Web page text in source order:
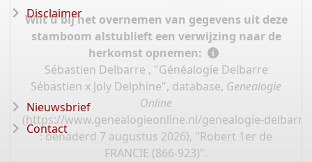
Wilt u bij het overnemen van gegevens uit deze
stamboom alstublieft een verwijzing naar de
herkomst opnemen:
Sébastien Delbarre , "Généalogie Delbarre
Sébastien x Joly Delphine", database, Genealogie
Online
(https://www.genealogieonline.nl/genealogie-
: benaderd 7 augustus 2026), "Robert 1er de
FRANCIE (866-923)".
Disclaimer
Nieuwsbrief
Contact